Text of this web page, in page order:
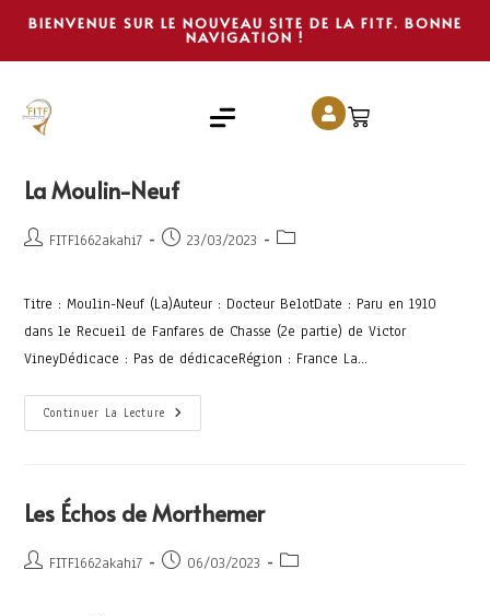
BIENVENUE SUR LE NOUVEAU SITE DE LA FITF. BONNE
NAVIGATION !
La Moulin-Neuf
FITF1662akahi7 23/03/2023
Titre : Moulin-Neuf (La)Auteur : Docteur BelotDate : Paru en 1910
dans le Recueil de Fanfares de Chasse (2e partie) de Victor
VineyDédicace : Pas de dédicaceRégion : France La…
Continuer La Lecture
Les Échos de Morthemer
FITF1662akahi7 06/03/2023